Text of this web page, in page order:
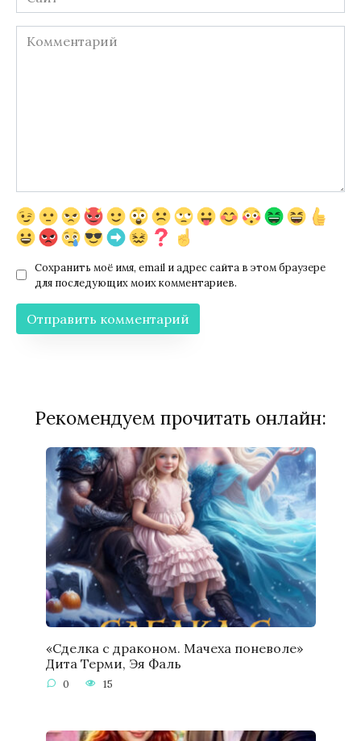
Комментарий
Сохранить моё имя, email и адрес сайта в этом браузере
для последующих моих комментариев.
Рекомендуем прочитать онлайн:
«Сделка с драконом. Мачеха поневоле»
Дита Терми, Эя Фаль
0 15